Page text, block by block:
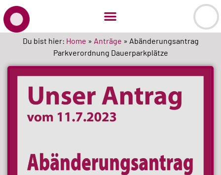
Du bist hier: Home » Anträge » Abänderungsantrag
Parkverordnung Dauerparkplätze